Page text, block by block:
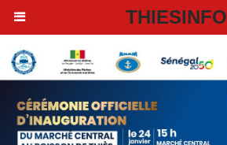
THIESINFO